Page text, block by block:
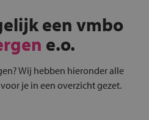
een vmbo
e.o.
Wij hebben hieronder alle
je in een overzicht gezet.